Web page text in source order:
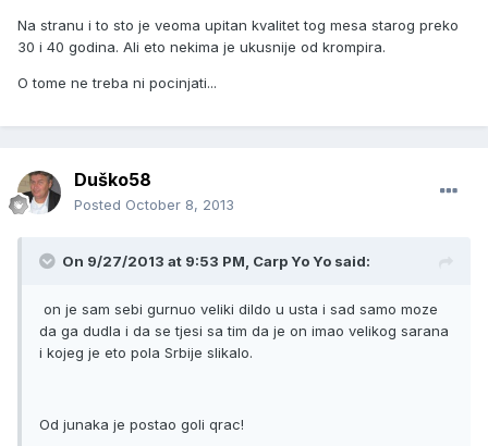
Na stranu i to sto je veoma upitan kvalitet tog mesa starog preko
30 i 40 godina. Ali eto nekima je ukusnije od krompira.
O tome ne treba ni pocinjati...
Duško58
Posted October 8, 2013
On 9/27/2013 at 9:53 PM, Carp Yo Yo said:
on je sam sebi gurnuo veliki dildo u usta i sad samo moze
da ga dudla i da se tjesi sa tim da je on imao velikog sarana
i kojeg je eto pola Srbije slikalo.
Od junaka je postao goli qrac!